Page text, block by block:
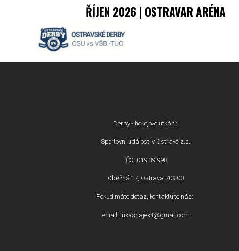
ŘÍJEN 2026 | OSTRAVAR ARÉNA
Derby - hokejové utkání:
Sportovní události v Ostravě z.s.
IČO: 019 39 998
Oběžná 17, Ostrava 709 00
Pokud máte dotaz, kontaktujte nás:
email: lukashajek4@gmail.com